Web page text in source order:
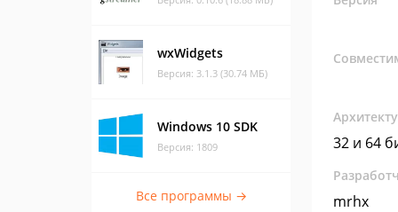
wxWidgets
Версия: 3.1.3 (30.74 МБ)
Windows 10 SDK
Версия: 1809
Все программы →
32 и 64
mrhx